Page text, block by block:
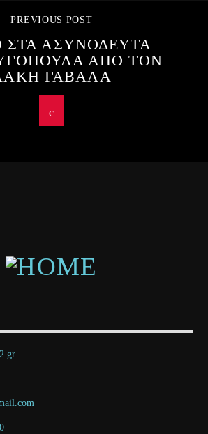
PREVIOUS POST
ΣΤΑ ΑΣΥΝΟΔΕΥΤΑ
ΑΠΟ ΤΟΝ
ΓΑΒΑΛΑ